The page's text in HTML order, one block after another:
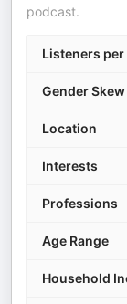
podcast.
Listeners
Gender Skew
Location
Interests
Professions
Age Range
Household